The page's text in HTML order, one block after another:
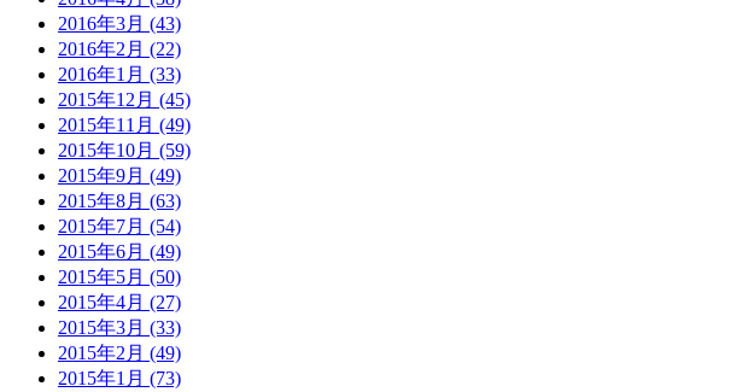
2016年3月 (43)
2016年2月 (22)
2016年1月 (33)
2015年12月 (45)
2015年11月 (49)
2015年10月 (59)
2015年9月 (49)
2015年8月 (63)
2015年7月 (54)
2015年6月 (49)
2015年5月 (50)
2015年4月 (27)
2015年3月 (33)
2015年2月 (49)
2015年1月 (73)